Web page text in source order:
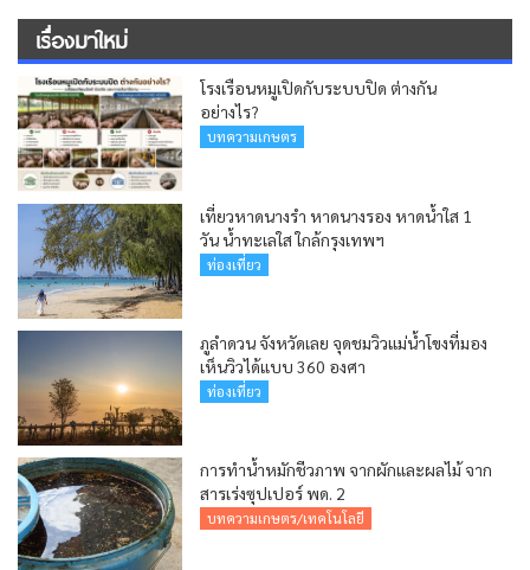
เรื่องมาใหม่
โรงเรือนหมูเปิดกับระบบปิด ต่างกัน
อย่างไร?
บทความเกษตร
เที่ยวหาดนางรำ หาดนางรอง หาดน้ำใส 1
วัน น้ำทะเลใส ใกล้กรุงเทพฯ
ท่องเที่ยว
ภูลำดวน จังหวัดเลย จุดชมวิวแม่น้ำโขงที่มอง
เห็นวิวได้แบบ 360 องศา
ท่องเที่ยว
การทำน้ำหมักชีวภาพ จากผักและผลไม้ จาก
สารเร่งซุปเปอร์ พด. 2
บทความเกษตร/เทคโนโลยี